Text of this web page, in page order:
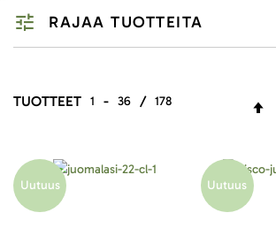
TUOTTEET 1 - 36 / 178
Uutuus Uutuus
RAJAA TUOTTEITA